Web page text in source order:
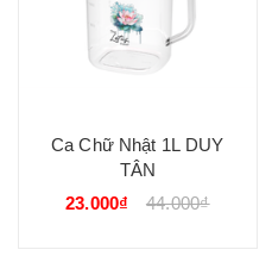
Ca Chữ Nhật 1L DUY
TÂN
23.000₫
44.000₫